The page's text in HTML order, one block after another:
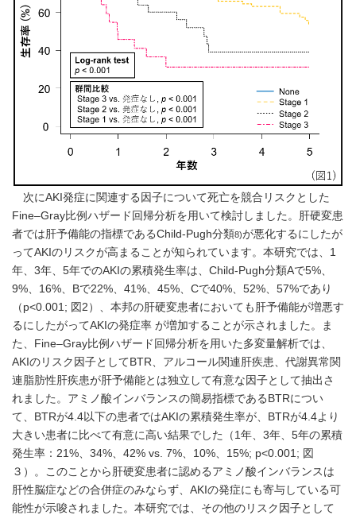
次にAKI発症に関連する因子について死亡を競合リスクとした
Fine–Gray比例ハザード回帰分析を用いて検討しました。肝硬変患
者では肝予備能の指標であるChild-Pugh分類8)が悪化するにしたが
ってAKIのリスクが高まることが知られています。本研究では、1
年、3年、5年でのAKIの累積発生率は、Child-Pugh分類Aで5%、
9%、16%、Bで22%、41%、45%、Cで40%、52%、57%であり
（p<0.001; 図2）、本邦の肝硬変患者においても肝予備能が増悪す
るにしたがってAKIの発症率 が増加することが示されました。ま
た、Fine–Gray比例ハザード回帰分析を用いた多変量解析では、
AKIのリスク因子としてBTR、アルコール関連肝疾患、代謝異常関
連脂肪性肝疾患が肝予備能とは独立して有意な因子として抽出さ
れました。アミノ酸インバランスの簡易指標であるBTRについ
て、BTRが4.4以下の患者ではAKIの累積発生率が、BTRが4.4より
大きい患者に比べて有意に高い結果でした（1年、3年、5年の累積
発生率：21%、34%、42% vs. 7%、10%、15%; p<0.001; 図
３）。このことから肝硬変患者に認めるアミノ酸インバランスは
肝性脳症などの合併症のみならず、AKIの発症にも寄与している可
能性が示唆されました。本研究では、その他のリスク因子として